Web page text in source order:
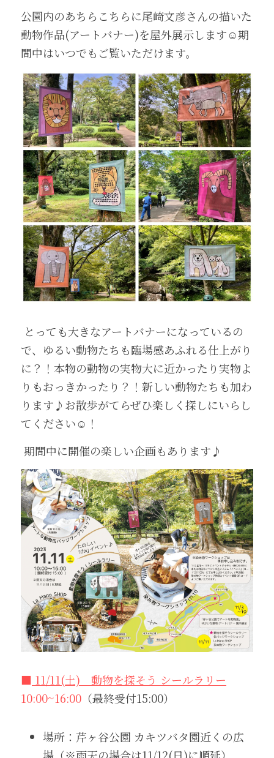
公園内のあちらこちらに尾崎文彦さんの描いた
動物作品(アートバナー)を屋外展示します☺️期
間中はいつでもご覧いただけます。
で、ゆるい動物たちも臨場感あふれる仕上がり
に？！本物の動物の実物大に近かったり実物よ
りもおっきかったり？！新しい動物たちも加わ
ります♪お散歩がてらぜひ楽しく探しにいらし
てください☺️！
期間中に開催の楽しい企画もあります♪
■ 11/11(土)　動物を探そう シールラリー
10:00~16:00 （最終受付15:00）
場所：芹ヶ谷公園 カキツバタ園近くの広